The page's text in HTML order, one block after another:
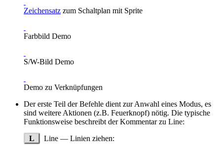
Zeichensatz zum Schaltplan mit Sprite
Farbbild Demo
S/W-Bild Demo
Demo zu Verknüpfungen
Der erste Teil der Befehle dient zur Anwahl eines Modus, es
sind weitere Aktionen (z.B. Feuerknopf) nötig. Die typische
Funktionsweise beschreibt der Kommentar zu Line:
L
Line — Linien ziehen: